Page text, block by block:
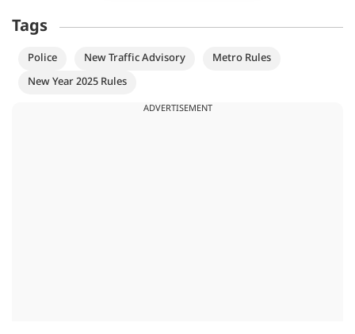
Tags
Police New Traffic Advisory
Metro Rules
New Year 2025 Rules
ADVERTISEMENT